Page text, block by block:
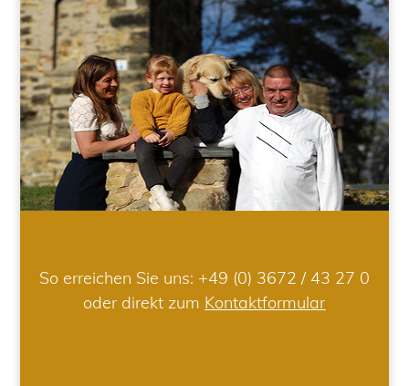
So erreichen Sie uns: +49 (0) 3672 / 43 27 0
oder direkt zum Kontaktformular